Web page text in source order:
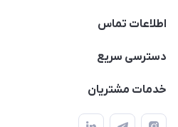
اطلاعات تماس
واتساپ و تماس 09910568493
دسترسی سریع
حساب کاربری
خدمات مشتریان
قوانین و مقررات